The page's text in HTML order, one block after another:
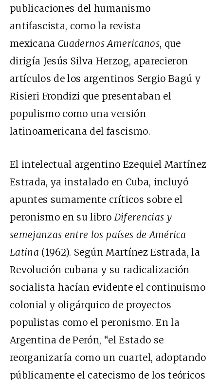
publicaciones del humanismo
antifascista, como la revista
mexicanaCuadernos Americanos, que
dirigía Jesús Silva Herzog, aparecieron
artículos de los argentinos Sergio Bagú y
Risieri Frondizi que presentaban el
populismo como una versión
latinoamericana del fascismo.
El intelectual argentino Ezequiel Martínez
Estrada, ya instalado en Cuba, incluyó
apuntes sumamente críticos sobre el
peronismo en su libro Diferencias y
semejanzas entre los países de América
Latina (1962). Según Martínez Estrada, la
Revolución cubana y su radicalización
socialista hacían evidente el continuismo
colonial y oligárquico de proyectos
populistas como el peronismo. En la
Argentina de Perón, “el Estado se
reorganizaría como un cuartel, adoptando
públicamente el catecismo de los teóricos